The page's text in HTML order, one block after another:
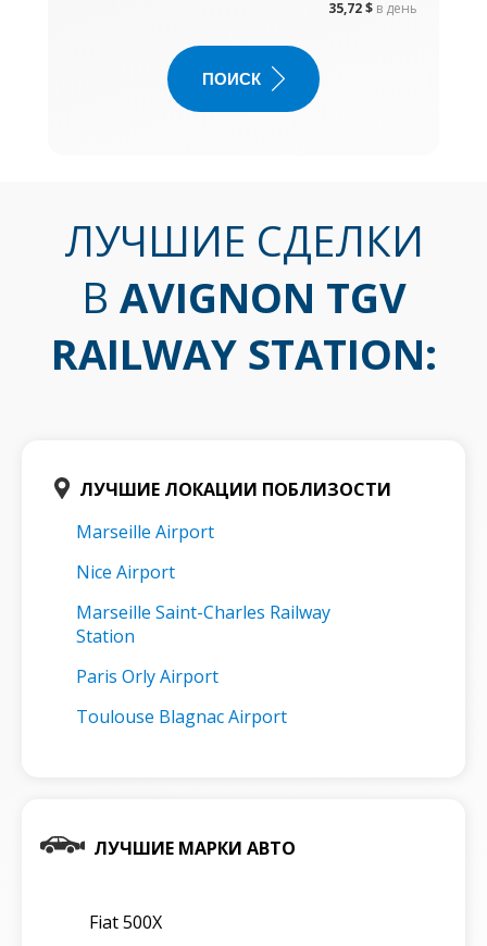
35,72 $ в день
ПОИСК
ЛУЧШИЕ СДЕЛКИ
В AVIGNON TGV
RAILWAY STATION:
ЛУЧШИЕ ЛОКАЦИИ ПОБЛИЗОСТИ
Marseille Airport
Nice Airport
Marseille Saint-Charles Railway
Station
Paris Orly Airport
Toulouse Blagnac Airport
ЛУЧШИЕ МАРКИ АВТО
Fiat 500X